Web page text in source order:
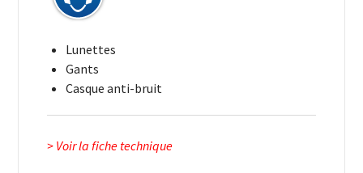
Lunettes
Gants
Casque anti-bruit
> Voir la fiche technique